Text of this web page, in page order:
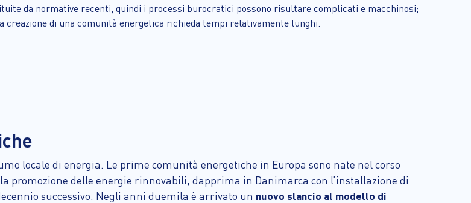
da normative recenti, quindi i processi burocratici possono risultare complicati e macchinosi;
creazione di una comunità energetica richieda tempi relativamente lunghi.
locale di energia. Le prime comunità energetiche in Europa sono nate nel corso
promozione delle energie rinnovabili, dapprima in Danimarca con l’installazione di
successivo. Negli anni duemila è arrivato un nuovo slancio al modello di